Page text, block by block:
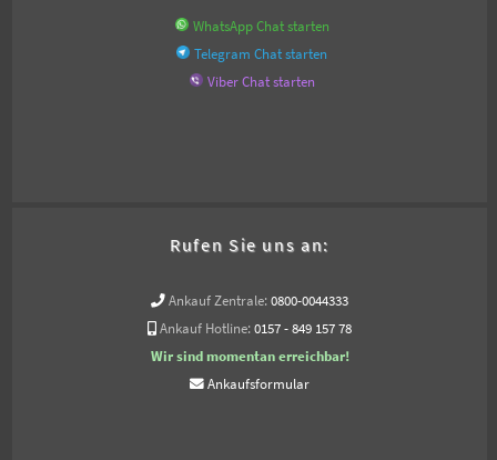
WhatsApp Chat starten
Telegram Chat starten
Viber Chat starten
Rufen Sie uns an:
Ankauf Zentrale: 0800-0044333
Ankauf Hotline: 0157 - 849 157 78
Wir sind momentan erreichbar!
Ankaufsformular